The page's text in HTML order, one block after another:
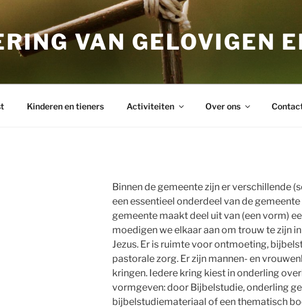
VAN GELOVIGEN
Kinderen en tieners Activiteiten Over ons
Binnen de gemeente zijn er verschillende
een essentieel onderdeel van de
gemeente maakt deel uit van (een vorm)
moedigen we elkaar aan om trouw te zijn
Jezus. Er is ruimte voor ontmoeting,
pastorale zorg. Er zijn mannen- en
kringen. Iedere kring kiest in onderling
vormgeven: door Bijbelstudie, onderling
bijbelstudiemateriaal of een thematisch